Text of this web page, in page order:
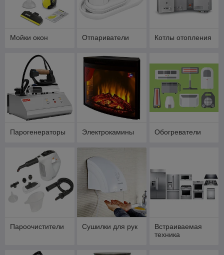
Мойки окон Отпариватели Котлы отопления
Парогенераторы Электрокамины Обогреватели
Пароочистители Сушилки для рук
Встраиваемая
техника